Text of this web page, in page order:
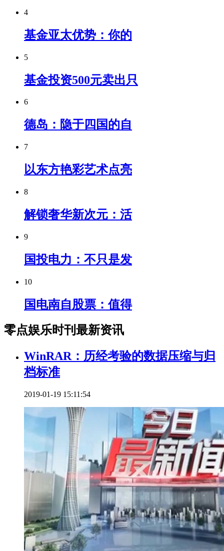
4
基金亚太优势：你的
5
基金投资500元卖出只
6
德岛：隐于四国的自
7
以东方艳彩艺术点亮
8
解锁奢华新次元：活
9
国投电力：不只是发
10
国电南自股票：值得
零点娱乐时刊最新资讯
WinRAR：历经考验的数据压缩与归
档标准
2019-01-19 15:11:54